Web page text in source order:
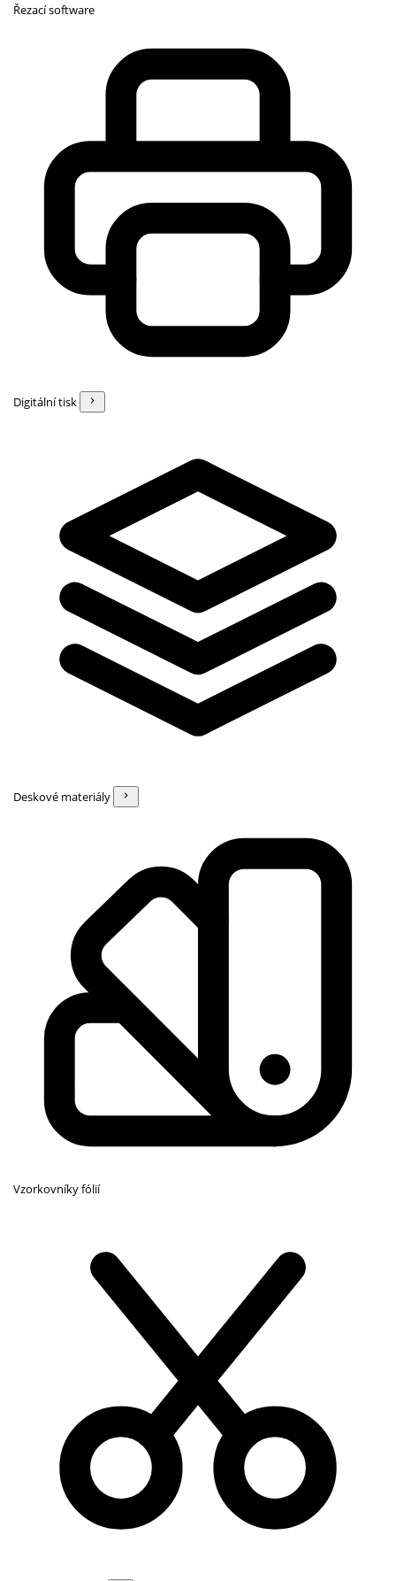
Řezací software
Digitální tisk
Deskové materiály
Vzorkovníky fólií